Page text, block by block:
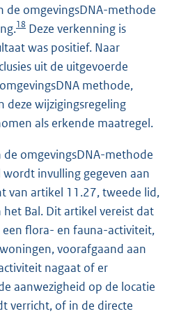
de omgevingsDNA-methode
18 Deze verkenning is
was positief. Naar
uit de uitgevoerde
methode,
wijzigingsregeling
als erkende maatregel.
omgevingsDNA-methode
invulling gegeven aan
van artikel 11.27, tweede lid,
het Bal. Dit artikel vereist dat
flora- en fauna-activiteit,
voorafgaand aan
nagaat of er
aanwezigheid op de locatie
verricht, of in de directe